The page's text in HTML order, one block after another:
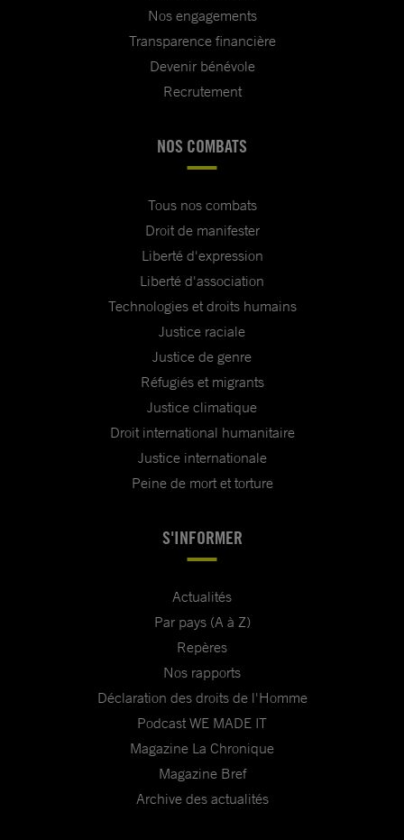
Nos engagements
Transparence financière
Devenir bénévole
Recrutement
NOS COMBATS
Tous nos combats
Droit de manifester
Liberté d'expression
Liberté d'association
Technologies et droits humains
Justice raciale
Justice de genre
Réfugiés et migrants
Justice climatique
Droit international humanitaire
Justice internationale
Peine de mort et torture
S'INFORMER
Actualités
Par pays (A à Z)
Repères
Nos rapports
Déclaration des droits de l'Homme
Podcast WE MADE IT
Magazine La Chronique
Magazine Bref
Archive des actualités